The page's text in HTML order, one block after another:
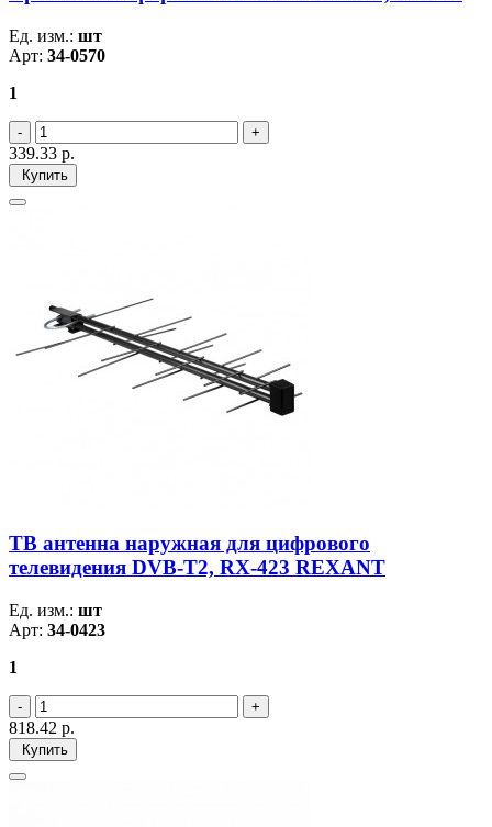
Ед. изм.: шт
Арт: 34-0570
1
339.33 р.
Купить
ТB антенна наружная для цифрового
телевидения DVB-T2, RX-423 REXANT
Ед. изм.: шт
Арт: 34-0423
1
818.42 р.
Купить